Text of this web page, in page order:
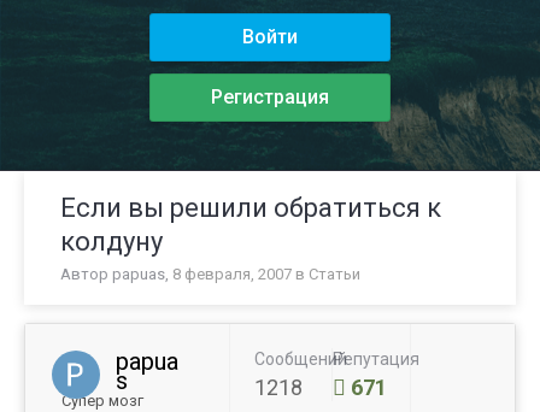
Войти
Регистрация
Если вы решили обратиться к
колдуну
Автор papuas, 8 февраля, 2007 в Статьи
papua
s
Супер мозг
Сообщений
1218
Репутация
671